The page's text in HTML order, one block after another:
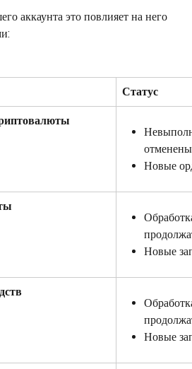
аккаунта это повлияет на него
Статус
отменены
Новые
Новые
Новые